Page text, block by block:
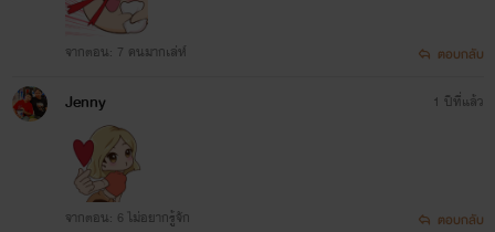
จากตอน: 7 คนมากเล่ห์ ตอบกลับ
Jenny
จากตอน: 6 ไม่อยากรู้จัก
1 ปีที่แล้ว
ตอบกลับ